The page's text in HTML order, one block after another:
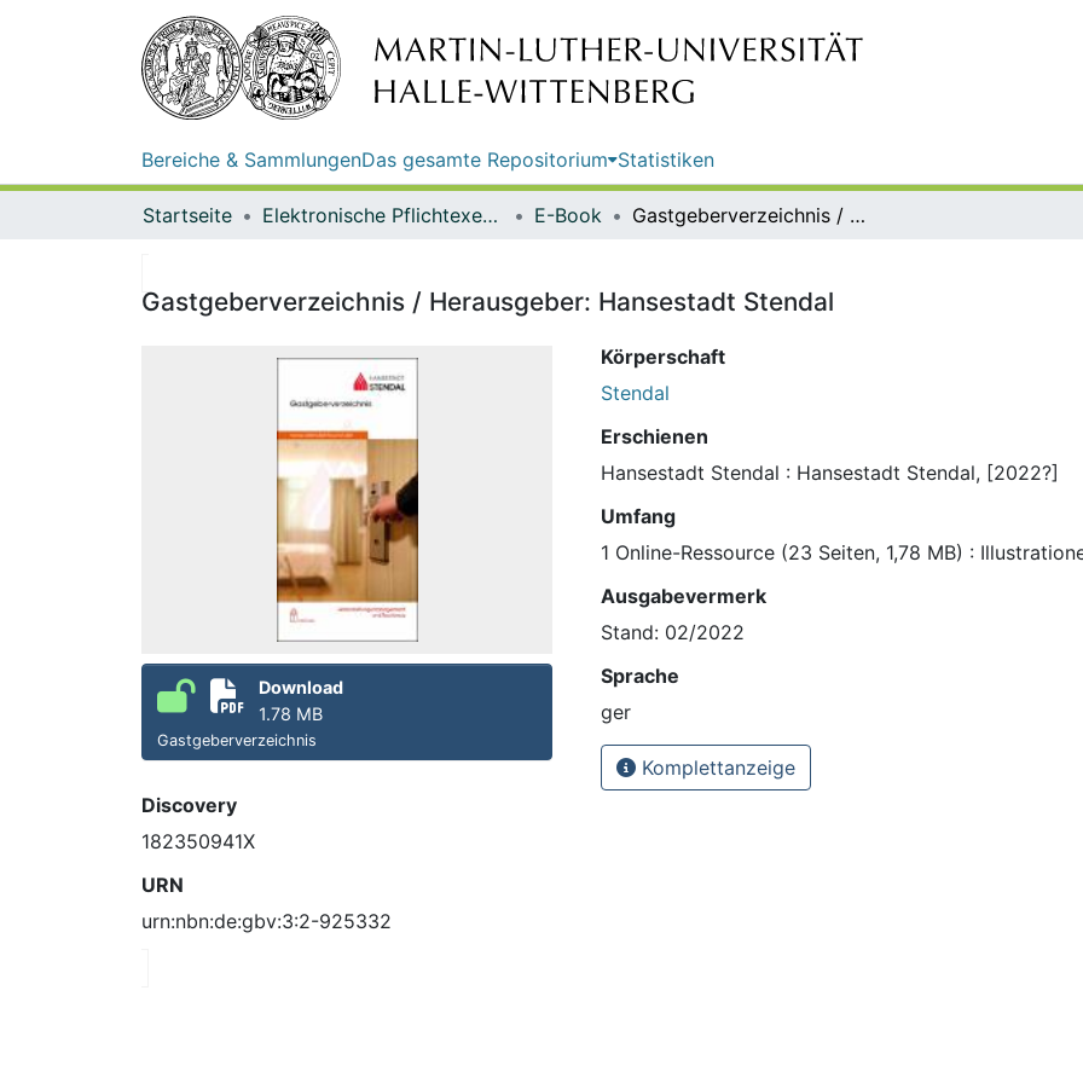
Bereiche & SammlungenDas gesamte Repositorium Statistiken
Startseite Elektronische Pflichtexemplare E-Book Gastgeberverzeichnis / Herausgeber: Hansestadt Stendal
Gastgeberverzeichnis / Herausgeber: Hansestadt Stendal
Download
1.78 MB
Gastgeberverzeichnis
Discovery
182350941X
URN
urn:nbn:de:gbv:3:2-925332
Körperschaft
Stendal
Erschienen
Hansestadt Stendal : Hansestadt Stendal, [2022?]
Umfang
1 Online-Ressource (23 Seiten, 1,78 MB) :
Ausgabevermerk
Stand: 02/2022
Sprache
ger
Komplettanzeige